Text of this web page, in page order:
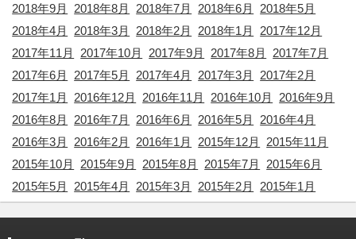
2018年9月
2018年8月 2018年7月 2018年6月
2018年5月
2018年4月
2018年3月 2018年2月 2018年1月
2017年12月
2017年11月
2017年10月 2017年9月 2017年8月
2017年7月
2017年6月
2017年5月 2017年4月 2017年3月
2017年2月
2017年1月
2016年12月 2016年11月 2016年10月
2016年9月
2016年8月
2016年7月 2016年6月 2016年5月
2016年4月
2016年3月
2016年2月 2016年1月 2015年12月
2015年11月
2015年10月
2015年9月 2015年8月 2015年7月
2015年6月
2015年5月
2015年4月 2015年3月 2015年2月 2015年1月